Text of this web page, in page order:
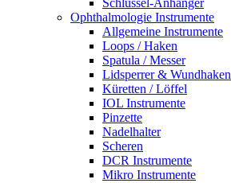
Schlüssel-Anhänger
Ophthalmologie Instrumente
Allgemeine Instrumente
Loops / Haken
Spatula / Messer
Lidsperrer & Wundhaken
Küretten / Löffel
IOL Instrumente
Pinzette
Nadelhalter
Scheren
DCR Instrumente
Mikro Instrumente